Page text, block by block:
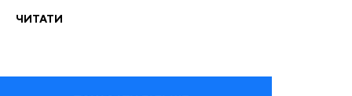
ЧИТАТИ